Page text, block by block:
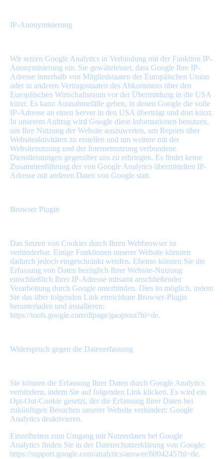
IP-Anonymisierung
Wir setzen Google Analytics in Verbindung mit der Funktion IP-
Anonymisierung ein. Sie gewährleistet, dass Google Ihre IP-
Adresse innerhalb von Mitgliedstaaten der Europäischen Union
oder in anderen Vertragsstaaten des Abkommens über den
Europäischen Wirtschaftsraum vor der Übermittlung in die USA
kürzt. Es kann Ausnahmefälle geben, in denen Google die volle
IP-Adresse an einen Server in den USA überträgt und dort kürzt.
In unserem Auftrag wird Google diese Informationen benutzen,
um Ihre Nutzung der Website auszuwerten, um Reports über
Websiteaktivitäten zu erstellen und um weitere mit der
Websitenutzung und der Internetnutzung verbundene
Dienstleistungen gegenüber uns zu erbringen. Es findet keine
Zusammenführung der von Google Analytics übermittelten IP-
Adresse mit anderen Daten von Google statt.
Browser Plugin
Das Setzen von Cookies durch Ihren Webbrowser ist
verhinderbar. Einige Funktionen unserer Website könnten
dadurch jedoch eingeschränkt werden. Ebenso können Sie die
Erfassung von Daten bezüglich Ihrer Website-Nutzung
einschließlich Ihrer IP-Adresse mitsamt anschließender
Verarbeitung durch Google unterbinden. Dies ist möglich, indem
Sie das über folgenden Link erreichbare Browser-Plugin
herunterladen und installieren:
https://tools.google.com/dlpage/gaoptout?hl=de.
Widerspruch gegen die Datenerfassung
Sie können die Erfassung Ihrer Daten durch Google Analytics
verhindern, indem Sie auf folgenden Link klicken. Es wird ein
Opt-Out-Cookie gesetzt, der die Erfassung Ihrer Daten bei
zukünftigen Besuchen unserer Website verhindert: Google
Analytics deaktivieren.
Einzelheiten zum Umgang mit Nutzerdaten bei Google
Analytics finden Sie in der Datenschutzerklärung von Google:
https://support.google.com/analytics/answer/6004245?hl=de.